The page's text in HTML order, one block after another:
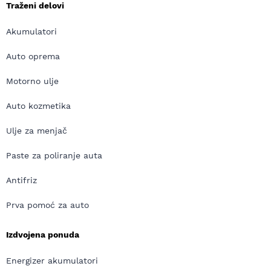
Traženi delovi
Akumulatori
Auto oprema
Motorno ulje
Auto kozmetika
Ulje za menjač
Paste za poliranje auta
Antifriz
Prva pomoć za auto
Izdvojena ponuda
Energizer akumulatori